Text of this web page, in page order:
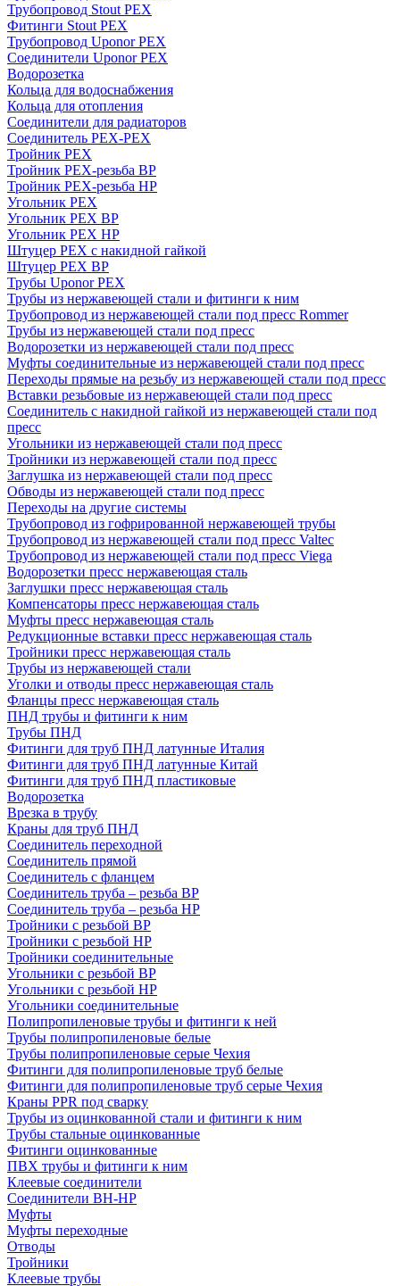
Трубопровод Stout PEX
Фитинги Stout PEX
Трубопровод Uponor PEX
Соединители Uponor PEX
Водорозетка
Кольца для водоснабжения
Кольца для отопления
Соединители для радиаторов
Соединитель PEX-PEX
Тройник PEX
Тройник PEX-резьба ВР
Тройник PEX-резьба НР
Угольник PEX
Угольник PEX ВР
Угольник PEX НР
Штуцер PEX c накидной гайкой
Штуцер PEX ВР
Трубы Uponor PEX
Трубы из нержавеющей стали и фитинги к ним
Трубопровод из нержавеющей стали под пресс Rommer
Трубы из нержавеющей стали под пресс
Водорозетки из нержавеющей стали под пресс
Муфты соединительные из нержавеющей стали под пресс
Переходы прямые на резьбу из нержавеющей стали под пресс
Вставки резьбовые из нержавеющей стали под пресс
Соединитель с накидной гайкой из нержавеющей стали под
пресс
Угольники из нержавеющей стали под пресс
Тройники из нержавеющей стали под пресс
Заглушка из нержавеющей стали под пресс
Обводы из нержавеющей стали под пресс
Переходы на другие системы
Трубопровод из гофрированной нержавеющей трубы
Трубопровод из нержавеющей стали под пресс Valtec
Трубопровод из нержавеющей стали под пресс Viega
Водорозетки пресс нержавеющая сталь
Заглушки пресс нержавеющая сталь
Компенсаторы пресс нержавеющая сталь
Муфты пресс нержавеющая сталь
Редукционные вставки пресс нержавеющая сталь
Тройники пресс нержавеющая сталь
Трубы из нержавеющей стали
Уголки и отводы пресс нержавеющая сталь
Фланцы пресс нержавеющая сталь
ПНД трубы и фитинги к ним
Трубы ПНД
Фитинги для труб ПНД латунные Италия
Фитинги для труб ПНД латунные Китай
Фитинги для труб ПНД пластиковые
Водорозетка
Врезка в трубу
Краны для труб ПНД
Соединитель переходной
Соединитель прямой
Соединитель с фланцем
Соединитель труба – резьба ВР
Соединитель труба – резьба НР
Тройники с резьбой ВР
Тройники с резьбой НР
Тройники соединительные
Угольники с резьбой ВР
Угольники с резьбой НР
Угольники соединительные
Полипропиленовые трубы и фитинги к ней
Трубы полипропиленовые белые
Трубы полипропиленовые серые Чехия
Фитинги для полипропиленовые труб белые
Фитинги для полипропиленовые труб серые Чехия
Краны PPR под сварку
Трубы из оцинкованной стали и фитинги к ним
Трубы стальные оцинкованные
Фитинги оцинкованные
ПВХ трубы и фитинги к ним
Клеевые соединители
Соединители ВН-НР
Муфты
Муфты переходные
Отводы
Тройники
Клеевые трубы